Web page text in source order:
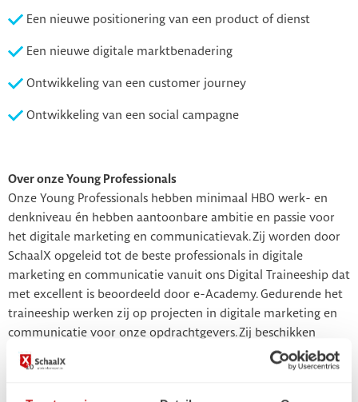
Een nieuwe positionering van een product of dienst
Een nieuwe digitale marktbenadering
Ontwikkeling van een customer journey
Ontwikkeling van een social campagne
Over onze Young Professionals
Onze Young Professionals hebben minimaal HBO werk- en
denkniveau én hebben aantoonbare ambitie en passie voor
het digitale marketing en communicatievak. Zij worden door
SchaalX opgeleid tot de beste professionals in digitale
marketing en communicatie vanuit ons Digital Traineeship dat
met excellent is beoordeeld door e-Academy. Gedurende het
traineeship werken zij op projecten in digitale marketing en
communicatie voor onze opdrachtgevers. Zij beschikken
hiermee over actuele kennis en vaardigheden voor een
vernieuwend perspectief.